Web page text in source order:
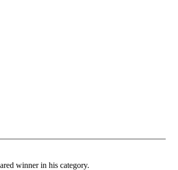
winner in his category.